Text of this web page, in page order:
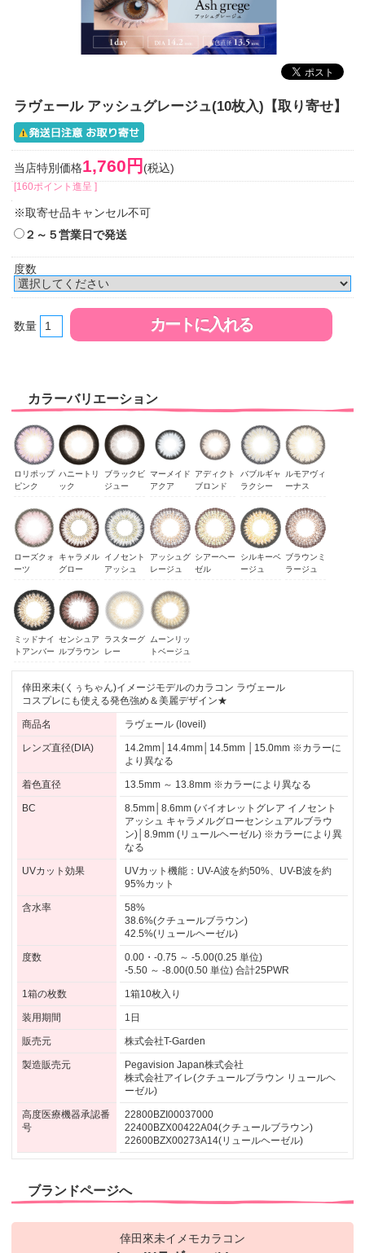
ラヴェール アッシュグレージュ(10枚入)【取り寄せ】
当店特別価格1,760円 (税込)
[160ポイント進呈 ]
※取寄せ品キャンセル不可
２～５営業日で発送
度数
数量
カラーバリエーション
ロリポップ
ピンク
ハニートリ
ック
ブラックビ
ジュー
マーメイド
アクア
アディクト
ブロンド
バブルギャ
ラクシー
ルモアヴィ
ーナス
ローズクォ
ーツ
キャラメル
グロー
イノセント
アッシュ
アッシュグ
レージュ
シアーヘー
ゼル
シルキーベ
ージュ
ブラウンミ
ラージュ
ミッドナイ
トアンバー
センシュア
ルブラウン
ラスターグ
レー
ムーンリッ
トベージュ
倖田來未(くぅちゃん)イメージモデルのカラコン ラヴェール
コスプレにも使える発色強め＆美麗デザイン★
商品名 ラヴェール (loveil)
レンズ直径(DIA)
14.2mm│14.4mm│14.5mm │15.0mm ※カラーに
より異なる
着色直径 13.5mm ～ 13.8mm ※カラーにより異なる
BC
8.5mm│8.6mm (バイオレットグレア イノセント
アッシュ キャラメルグローセンシュアルブラウ
ン)│8.9mm (リュールヘーゼル) ※カラーにより異
なる
UVカット効果
UVカット機能：UV-A波を約50%、UV-B波を約
95%カット
含水率
58%
38.6%(クチュールブラウン)
42.5%(リュールヘーゼル)
度数
0.00・-0.75 ～ -5.00(0.25 単位)
-5.50 ～ -8.00(0.50 単位) 合計25PWR
1箱の枚数 1箱10枚入り
装用期間 1日
販売元 株式会社T-Garden
製造販売元
Pegavision Japan株式会社
株式会社アイレ(クチュールブラウン リュールヘ
ーゼル)
高度医療機器承認番
号
22800BZI00037000
22400BZX00422A04(クチュールブラウン)
22600BZX00273A14(リュールヘーゼル)
ブランドページへ
倖田來未イメモカラコン